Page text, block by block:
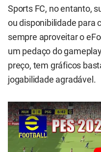
Sports FC, no entanto,
ou disponibilidade para
sempre aproveitar o
um pedaço do
preço, tem gráficos
jogabilidade agradável.